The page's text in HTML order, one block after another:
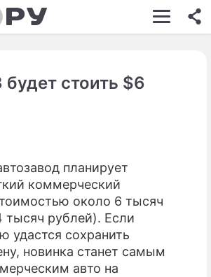
ШОУ-БИЗНЕС
КИНО
ЭКОНОМИКА
ПРОИСШЕСТВИЯ
СОННИК
СТИЛЬ ЖИЗНИ
стоить $6
планирует
коммерческий
около 6 тысяч
тысяч рублей). Если
удастся сохранить
новинка станет самым
авто на